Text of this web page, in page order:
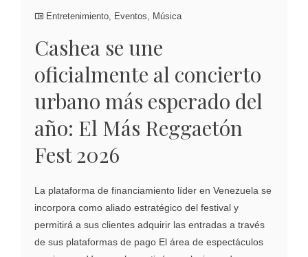
Entretenimiento, Eventos, Música
Cashea se une
oficialmente al concierto
urbano más esperado del
año: El Más Reggaetón
Fest 2026
La plataforma de financiamiento líder en Venezuela se
incorpora como aliado estratégico del festival y
permitirá a sus clientes adquirir las entradas a través
de sus plataformas de pago El área de espectáculos